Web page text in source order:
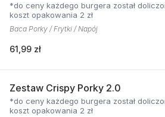
*do ceny każdego burgera został
koszt opakowania 2 zł
Baca Porky / Frytki / Napój
61,99 zł
Zestaw Crispy Porky 2.0
*do ceny każdego burgera został
koszt opakowania 2 zł